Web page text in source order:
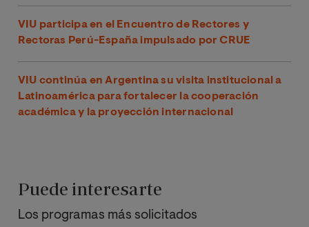
VIU participa en el Encuentro de Rectores y
Rectoras Perú-España impulsado por CRUE
VIU continúa en Argentina su visita institucional a
Latinoamérica para fortalecer la cooperación
académica y la proyección internacional
Puede interesarte
Los programas más solicitados